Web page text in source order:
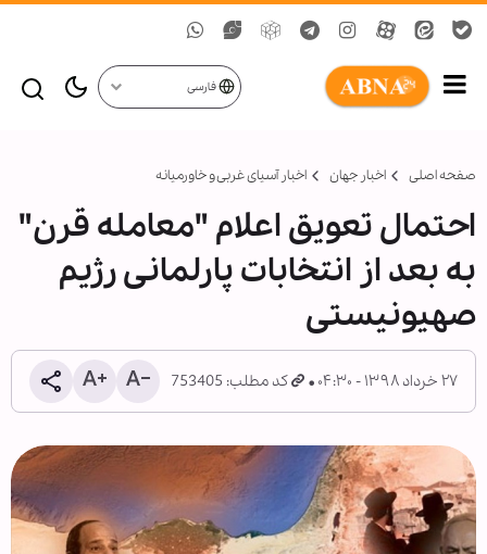
فارسی
صفحه اصلی اخبار جهان اخبار آسیای غربی و خاورمیانه
احتمال تعویق اعلام "معامله قرن"
به بعد از انتخابات پارلمانی رژیم
صهیونیستی
۲۷ خرداد ۱۳۹۸ - ۰۴:۳۰ کد مطلب: 753405